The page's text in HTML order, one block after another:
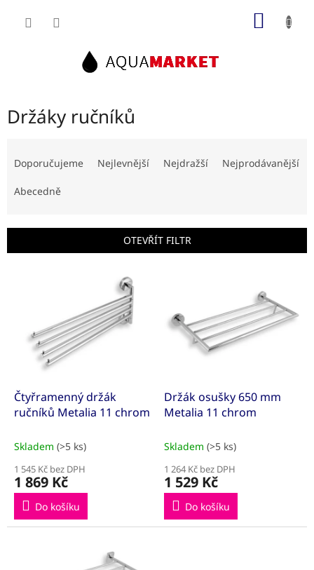
Držáky ručníků
r
Doporučujeme Nejlevnější Nejdražší Nejprodávanější
Abecedně
OTEVŘÍT FILTR
Čtyřramenný držák
ručníků Metalia 11 chrom
Skladem (>5 ks)
1 545 Kč bez DPH
1 869 Kč
Do košíku
Držák osušky 650 mm
Metalia 11 chrom
Skladem (>5 ks)
1 264 Kč bez DPH
1 529 Kč
Do košíku